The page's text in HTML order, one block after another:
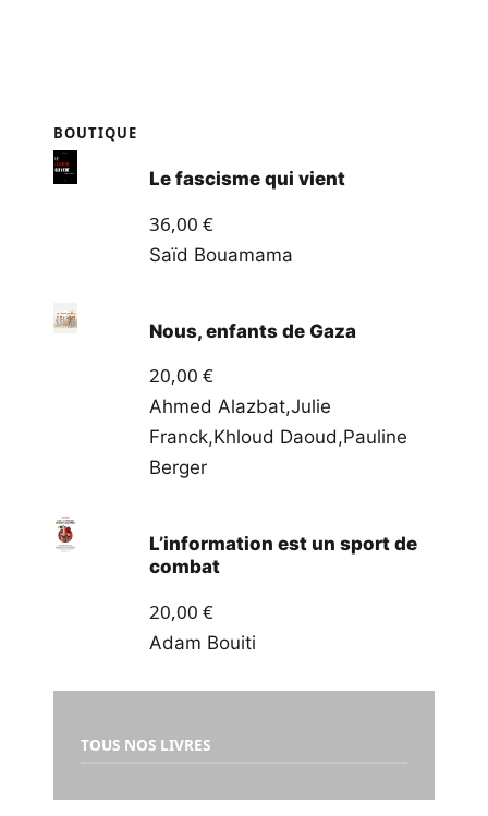
BOUTIQUE
Le fascisme qui vient
36,00 €
Saïd Bouamama
Nous, enfants de Gaza
20,00 €
Ahmed Alazbat,Julie
Franck,Khloud Daoud,Pauline
Berger
L’information est un sport de
combat
20,00 €
Adam Bouiti
TOUS NOS LIVRES